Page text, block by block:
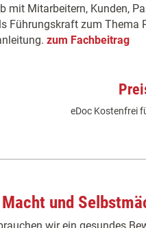
mit Mitarbeitern, Kunden,
Führungskraft zum Thema
zum Fachbeitrag
eDoc Kostenfrei
und